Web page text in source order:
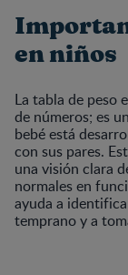
en niños
La tabla de peso
de números; es
bebé está
con sus pares.
una visión clara
normales en
ayuda a
temprano y a